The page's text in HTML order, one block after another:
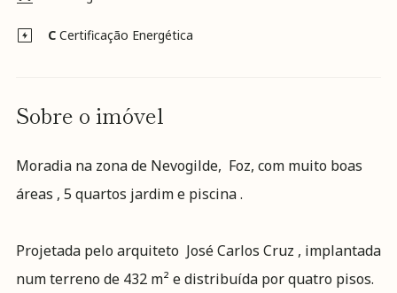
C Certificação Energética
Sobre o imóvel
Moradia na zona de Nevogilde, Foz, com muito boas
áreas , 5 quartos jardim e piscina .
Projetada pelo arquiteto José Carlos Cruz , implantada
num terreno de 432 m² e distribuída por quatro pisos.